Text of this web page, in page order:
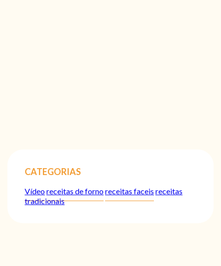
CATEGORIAS
Vídeoreceitas de fornoreceitas faceis receitas
tradicionais